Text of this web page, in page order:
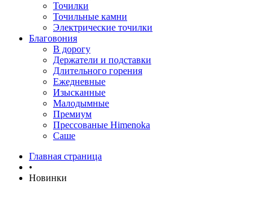
Точилки
Точильные камни
Электрические точилки
Благовония
В дорогу
Держатели и подставки
Длительного горения
Ежедневные
Изысканные
Малодымные
Премиум
Прессованые Himenoka
Саше
Главная страница
•
Новинки